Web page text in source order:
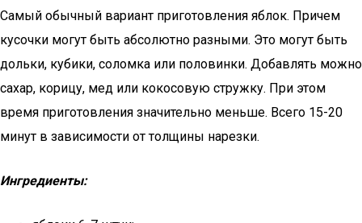
Самый обычный вариант приготовления яблок. Причем
кусочки могут быть абсолютно разными. Это могут быть
дольки, кубики, соломка или половинки. Добавлять можно
сахар, корицу, мед или кокосовую стружку. При этом
время приготовления значительно меньше. Всего 15-20
минут в зависимости от толщины нарезки.
Ингредиенты: